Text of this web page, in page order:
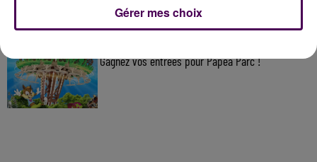
Gagnez vos entrées pour Papéa Parc !
Gérer mes choix